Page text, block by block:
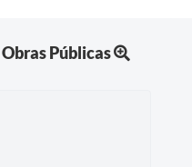
Obras Públicas